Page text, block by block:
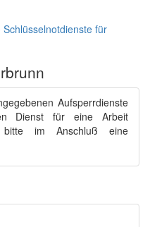
für
Aufsperrdienste
Dienst für eine Arbeit
bitte im Anschluß eine